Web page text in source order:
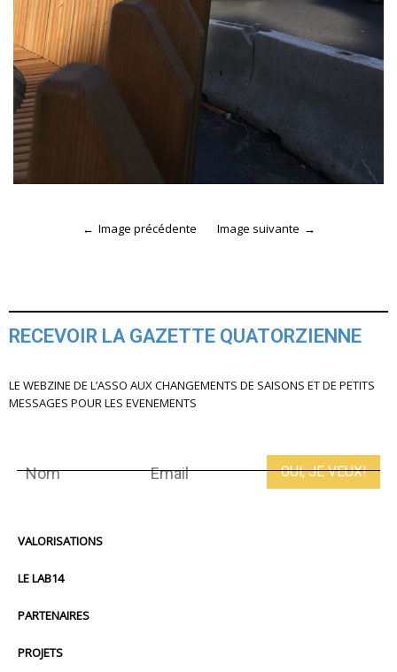
Image précédente Image suivante
RECEVOIR LA GAZETTE QUATORZIENNE
LE WEBZINE DE L’ASSO AUX CHANGEMENTS DE SAISONS ET DE PETITS
MESSAGES POUR LES EVENEMENTS
VALORISATIONS
LE LAB14
PARTENAIRES
PROJETS